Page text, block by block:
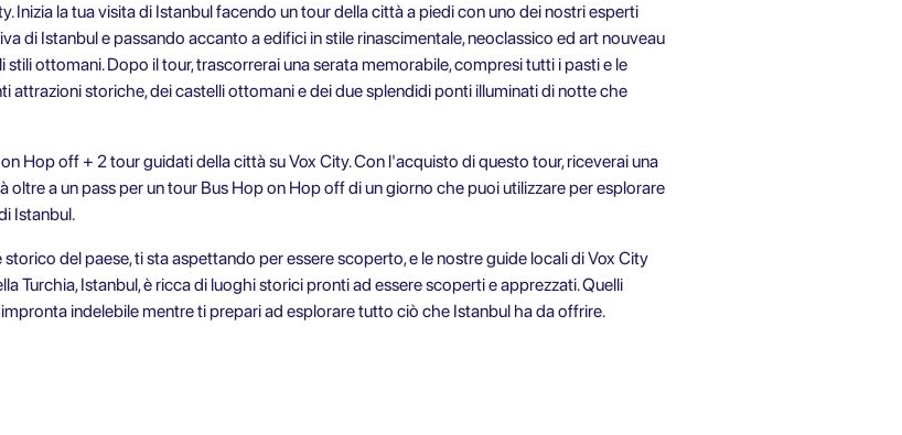
Inizia la tua visita di Istanbul facendo un tour della città a piedi con uno dei nostri esperti
di Istanbul e passando accanto a edifici in stile rinascimentale, neoclassico ed art nouveau
ottomani. Dopo il tour, trascorrerai una serata memorabile, compresi tutti i pasti e le
attrazioni storiche, dei castelli ottomani e dei due splendidi ponti illuminati di notte che
Hop off + 2 tour guidati della città su Vox City. Con l'acquisto di questo tour, riceverai una
a un pass per un tour Bus Hop on Hop off di un giorno che puoi utilizzare per esplorare
Istanbul.
del paese, ti sta aspettando per essere scoperto, e le nostre guide locali di Vox City
Turchia, Istanbul, è ricca di luoghi storici pronti ad essere scoperti e apprezzati. Quelli
indelebile mentre ti prepari ad esplorare tutto ciò che Istanbul ha da offrire.